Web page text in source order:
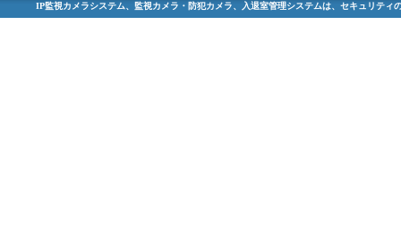
IP監視カメラシステム、監視カメラ・防犯カメラ、入退室管理システムは、セキュリティ